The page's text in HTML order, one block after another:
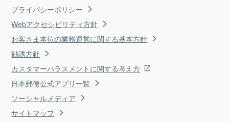
プライバシーポリシー
Webアクセシビリティ方針
お客さま本位の業務運営に関する基本方針
勧誘方針
カスタマーハラスメントに関する考え方
日本郵便公式アプリ一覧
ソーシャルメディア
サイトマップ